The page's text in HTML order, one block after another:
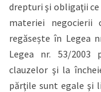
drepturi şi obligaţii ce
materiei negocierii
regăsește în Legea
Legea nr. 53/2003
clauzelor şi la
părţile sunt egale şi